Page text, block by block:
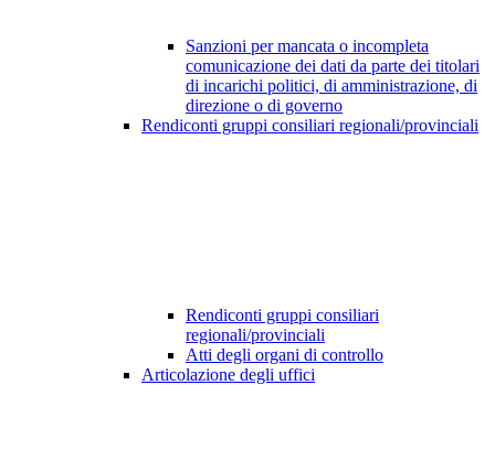
Sanzioni per mancata o incompleta
comunicazione dei dati da parte dei titolari
di incarichi politici, di amministrazione, di
direzione o di governo
Rendiconti gruppi consiliari regionali/provinciali
Rendiconti gruppi consiliari
regionali/provinciali
Atti degli organi di controllo
Articolazione degli uffici